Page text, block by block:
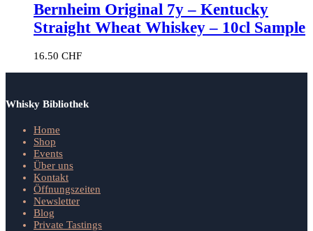
Bernheim Original 7y – Kentucky
Straight Wheat Whiskey – 10cl Sample
16.50 CHF
Whisky Bibliothek
Home
Shop
Events
Über uns
Kontakt
Öffnungszeiten
Newsletter
Blog
Private Tastings